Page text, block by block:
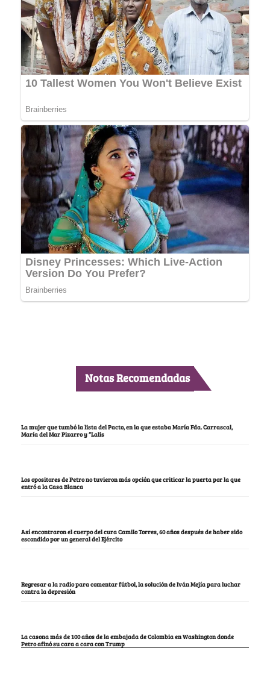
Notas Recomendadas
La mujer que tumbó la lista del Pacto, en la que estaba María Fda. Carrascal,
María del Mar Pizarro y “Lalis
Los opositores de Petro no tuvieron más opción que criticar la puerta por la que
entró a la Casa Blanca
Así encontraron el cuerpo del cura Camilo Torres, 60 años después de haber sido
escondido por un general del Ejército
Regresar a la radio para comentar fútbol, la solución de Iván Mejía para luchar
contra la depresión
La casona más de 100 años de la embajada de Colombia en Washington donde
Petro afinó su cara a cara con Trump